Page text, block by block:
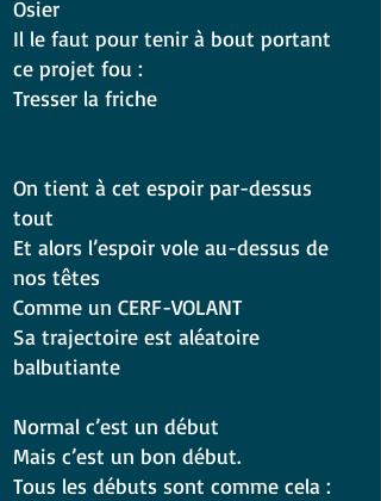
Osier
Il le faut pour tenir à bout portant
ce projet fou :
Tresser la friche
On tient à cet espoir par-dessus
tout
Et alors l’espoir vole au-dessus de
nos têtes
Comme un CERF-VOLANT
Sa trajectoire est aléatoire
balbutiante
Normal c’est un début
Mais c’est un bon début.
Tous les débuts sont comme cela :